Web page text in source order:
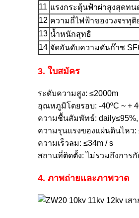
11 แรงกระตุ้นฟ้าผ่าสูงสุดท
12 ความถี่ไฟฟ้าของวงจรทุ
13 น้ำหนักสุทธิ
14 จัดอันดับความดันก๊าซ
3. ใบสมัคร
ระดับความสูง: ≤2000m
อุณหภูมิโดยรอบ: -40ºC ~ +
ความชื้นสัมพัทธ์: daily≤95%,
ความรุนแรงของแผ่นดินไหว:
ความเร็วลม: ≤34m / s
สถานที่ติดตั้ง: ไม่รวมถึงการ
4. ภาพถ่ายและภาพวาด